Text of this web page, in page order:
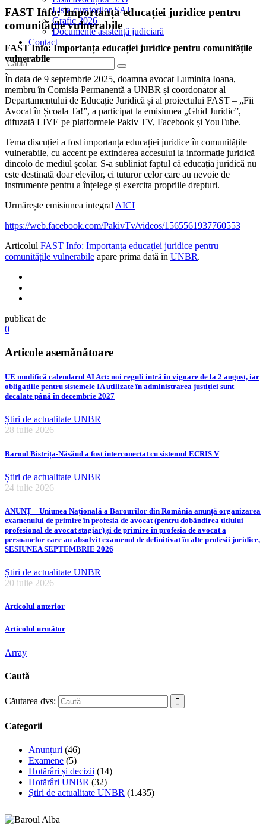
Lista curatorilor SAJ
Grafic 2026
Documente asistență judiciară
Contact
FAST Info: Importanța educației juridice pentru
comunitățile vulnerabile
FAST Info: Importanța educației juridice pentru comunitățile
vulnerabile
În data de 9 septembrie 2025, doamna avocat Luminița Ioana,
membru în Comisia Permanentă a UNBR și coordonator al
Departamentului de Educație Juridică și al proiectului FAST – „Fii
Avocat în Școala Ta!”, a participat la emisiunea „Ghid Juridic”,
difuzată LIVE pe platformele Pakiv TV, Facebook și YouTube.
Tema discuției a fost importanța educației juridice în comunitățile
vulnerabile, cu accent pe extinderea accesului la informație juridică
dincolo de mediul școlar. S-a subliniat faptul că educația juridică nu
este destinată doar elevilor, ci tuturor celor care au nevoie de
instrumente pentru a înțelege și exercita propriile drepturi.
Urmărește emisiunea integral AICI
https://web.facebook.com/PakivTv/videos/1565561937760553
Articolul FAST Info: Importanța educației juridice pentru
comunitățile vulnerabile apare prima dată în UNBR.
publicat de
0
Articole asemănătoare
UE modifică calendarul AI Act: noi reguli intră în vigoare de la 2 august, iar
obligațiile pentru sistemele IA utilizate în administrarea justiției sunt
decalate până în decembrie 2027
Știri de actualitate UNBR
28 iulie 2026
Baroul Bistrița-Năsăud a fost interconectat cu sistemul ECRIS V
Știri de actualitate UNBR
24 iulie 2026
ANUNȚ – Uniunea Națională a Barourilor din România anunță organizarea
examenului de primire în profesia de avocat (pentru dobândirea titlului
profesional de avocat stagiar) și de primire în profesia de avocat a
persoanelor care au absolvit examenul de definitivat în alte profesii juridice,
SESIUNEA SEPTEMBRIE 2026
Știri de actualitate UNBR
20 iulie 2026
Articolul anterior
Articolul următor
Array
Caută
Căutarea dvs:
Categorii
Anunțuri (46)
Examene (5)
Hotărâri și decizii (14)
Hotărâri UNBR (32)
Știri de actualitate UNBR (1.435)